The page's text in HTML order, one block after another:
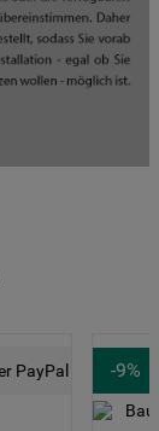
PayPal -9%